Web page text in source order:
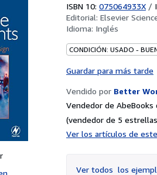
ISBN 10: 075064933X /
Editorial: Elsevier
Idioma: Inglés
CONDICIÓN: USADO -
Guardar para más tarde
Vendido por Better
Vendedor de
(vendedor de 5
Ver los artículos de
Ver todos los